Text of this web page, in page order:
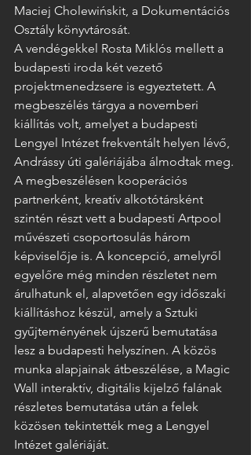
Maciej Cholewińskit, a Dokumentációs
Osztály könyvtárosát.
A vendégekkel Rosta Miklós mellett a
budapesti iroda két vezető
projektmenedzsere is egyeztetett. A
megbeszélés tárgya a novemberi
kiállítás volt, amelyet a budapesti
Lengyel Intézet frekventált helyen lévő,
Andrássy úti galériájába álmodtak meg.
A megbeszélésen kooperációs
partnerként, kreatív alkotótársként
szintén részt vett a budapesti Artpool
művészeti csoportosulás három
képviselője is. A koncepció, amelyről
egyelőre még minden részletet nem
árulhatunk el, alapvetően egy időszaki
kiállításhoz készül, amely a Sztuki
gyűjteményének újszerű bemutatása
lesz a budapesti helyszínen. A közös
munka alapjainak átbeszélése, a Magic
Wall interaktív, digitális kijelző falának
részletes bemutatása után a felek
közösen tekintették meg a Lengyel
Intézet galériáját.